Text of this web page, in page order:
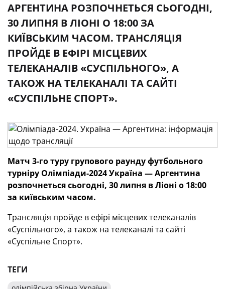
АРГЕНТИНА РОЗПОЧНЕТЬСЯ СЬОГОДНІ,
30 ЛИПНЯ В ЛІОНІ О 18:00 ЗА
КИЇВСЬКИМ ЧАСОМ. ТРАНСЛЯЦІЯ
ПРОЙДЕ В ЕФІРІ МІСЦЕВИХ
ТЕЛЕКАНАЛІВ «СУСПІЛЬНОГО», А
ТАКОЖ НА ТЕЛЕКАНАЛІ ТА САЙТІ
«СУСПІЛЬНЕ СПОРТ».
Матч 3-го туру групового раунду футбольного
турніру Олімпіади-2024 Україна — Аргентина
розпочнеться сьогодні, 30 липня в Ліоні о 18:00
за київським часом.
Трансляція пройде в ефірі місцевих телеканалів
«Суспільного», а також на телеканалі та сайті
«Суспільне Спорт».
ТЕГИ